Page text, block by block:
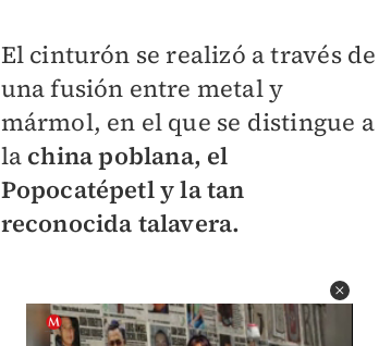
El cinturón se realizó a través de
una fusión entre metal y
mármol, en el que se distingue a
lachina poblana, el
Popocatépetl y la tan
reconocida talavera.